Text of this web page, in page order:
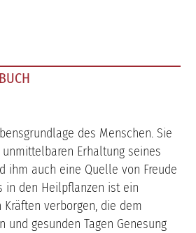
des Menschen. Sie
Erhaltung seines
ihm auch eine Quelle von Freude
in den Heilpflanzen ist ein
Kräften verborgen, die dem
und gesunden Tagen Genesung